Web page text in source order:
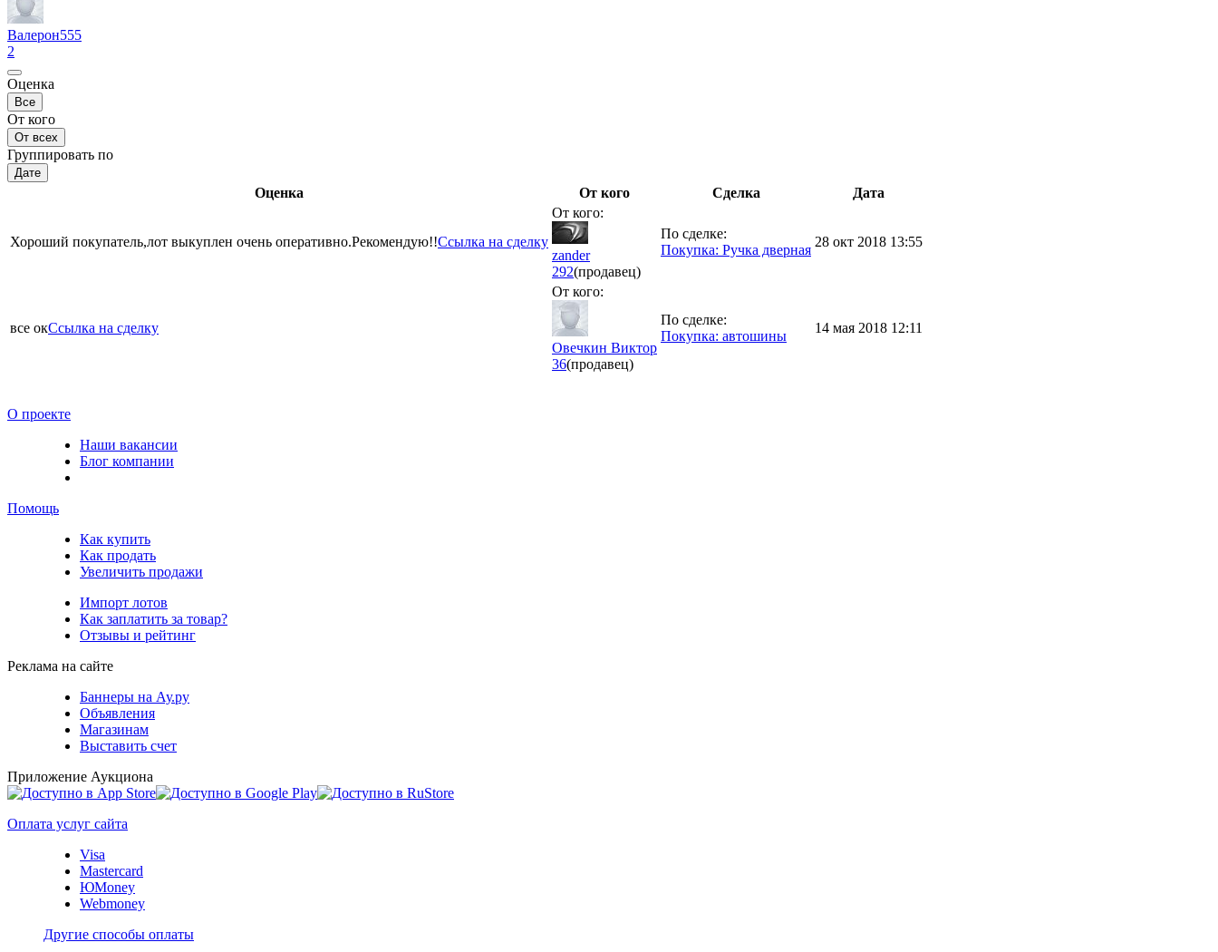
Валерон555
2
Оценка
Все
От кого
От всех
Группировать по
Дате
Оценка От кого Сделка Дата
Хороший покупатель,лот выкуплен очень оперативно.Рекомендую!!Ссылка на сделку
От кого:
zander
292(продавец)
По сделке:
Покупка: Ручка дверная
28 окт 2018 13:55
все окСсылка на сделку
От кого:
Овечкин Виктор
36(продавец)
По сделке:
Покупка: автошины
14 мая 2018 12:11
О проекте
Наши вакансии
Блог компании
Помощь
Как купить
Как продать
Увеличить продажи
Импорт лотов
Как заплатить за товар?
Отзывы и рейтинг
Реклама на сайте
Баннеры на Ау.ру
Объявления
Магазинам
Выставить счет
Приложение Аукциона
Оплата услуг сайта
Visa
Mastercard
ЮMoney
Webmoney
Другие способы оплаты